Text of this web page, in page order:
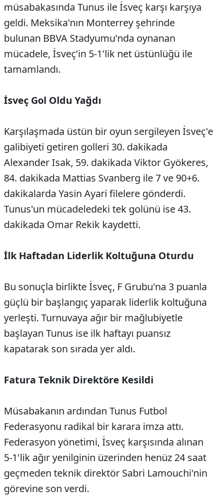
müsabakasında Tunus ile İsveç karşı karşıya
geldi. Meksika'nın Monterrey şehrinde
bulunan BBVA Stadyumu'nda oynanan
mücadele, İsveç’in 5-1'lik net üstünlüğü ile
tamamlandı.
İsveç Gol Oldu Yağdı
Karşılaşmada üstün bir oyun sergileyen İsveç'e
galibiyeti getiren golleri 30. dakikada
Alexander Isak, 59. dakikada Viktor Gyökeres,
84. dakikada Mattias Svanberg ile 7 ve 90+6.
dakikalarda Yasin Ayari filelere gönderdi.
Tunus'un mücadeledeki tek golünü ise 43.
dakikada Omar Rekik kaydetti.
İlk Haftadan Liderlik Koltuğuna Oturdu
Bu sonuçla birlikte İsveç, F Grubu'na 3 puanla
güçlü bir başlangıç yaparak liderlik koltuğuna
yerleşti. Turnuvaya ağır bir mağlubiyetle
başlayan Tunus ise ilk haftayı puansız
kapatarak son sırada yer aldı.
Fatura Teknik Direktöre Kesildi
Müsabakanın ardından Tunus Futbol
Federasyonu radikal bir karara imza attı.
Federasyon yönetimi, İsveç karşısında alınan
5-1'lik ağır yenilginin üzerinden henüz 24 saat
geçmeden teknik direktör Sabri Lamouchi'nin
görevine son verdi.